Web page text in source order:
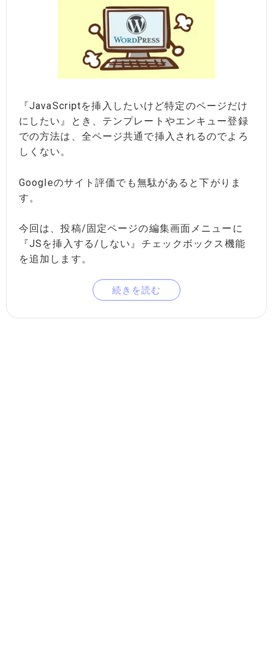
『JavaScriptを挿入したいけど特定のページだけ
にしたい』とき、テンプレートやエンキュー登録
での方法は、全ページ共通で挿入されるのでよろ
しくない。
Googleのサイト評価でも無駄があると下がりま
す。
今回は、投稿/固定ページの編集画面メニューに
『JSを挿入する/しない』チェックボックス機能
を追加します。
続きを読む